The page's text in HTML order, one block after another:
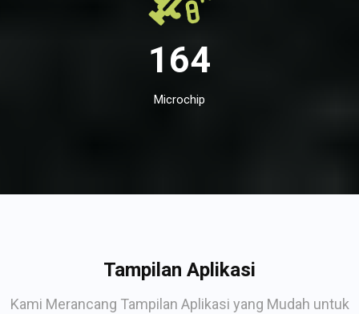
164
Microchip
Tampilan Aplikasi
Kami Merancang Tampilan Aplikasi yang Mudah untuk